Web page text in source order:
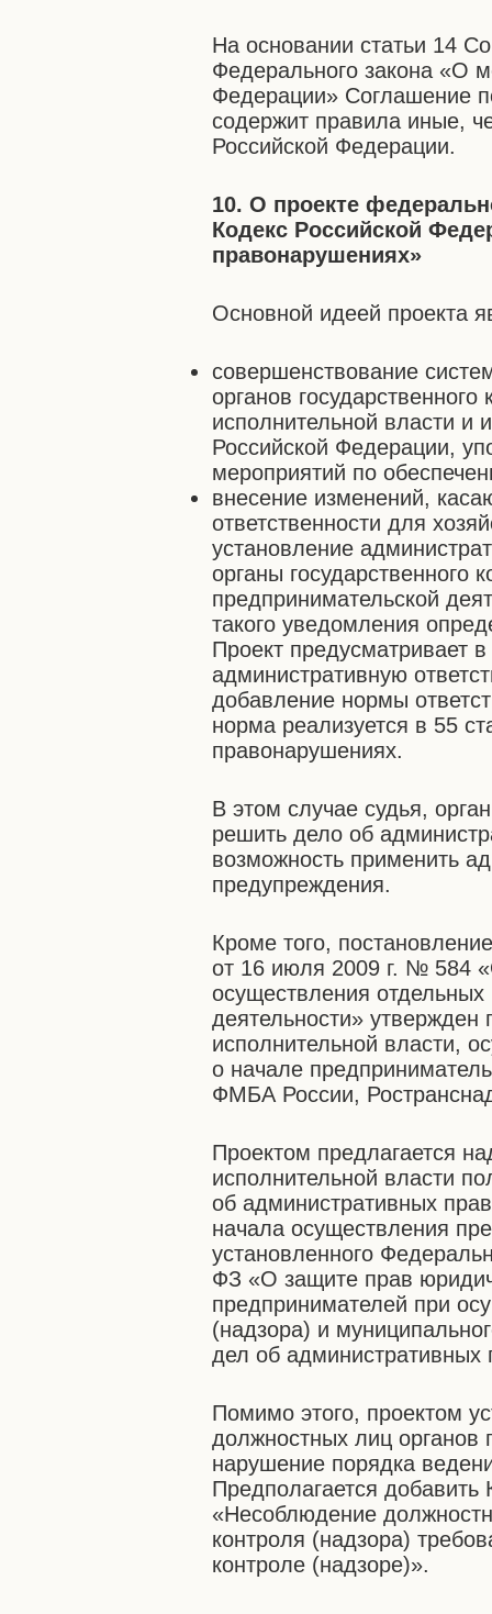
На основании статьи 14
Федерального закона «О
Федерации» Соглашение
содержит правила иные,
Российской Федерации.
10. О проекте
Кодекс Российской
правонарушениях»
Основной идеей проекта
совершенствование
органов
исполнительной власти и
Российской Федерации,
мероприятий по
внесение изменений,
ответственности для
установление
органы государственного
предпринимательской
такого уведомления
Проект предусматривает
административную
добавление нормы
норма реализуется в 55
правонарушениях.
В этом случае судья,
решить дело об
возможность применить
предупреждения.
Кроме того,
от 16 июля 2009 г. № 584
осуществления
деятельности»
исполнительной власти,
о начале
ФМБА России,
Проектом предлагается
исполнительной власти
об административных
начала осуществления
установленного
ФЗ «О защите прав
предпринимателей при
(надзора) и
дел об административных
Помимо этого, проектом
должностных лиц органов
нарушение порядка
Предполагается
«Несоблюдение
контроля (надзора)
контроле (надзоре)».